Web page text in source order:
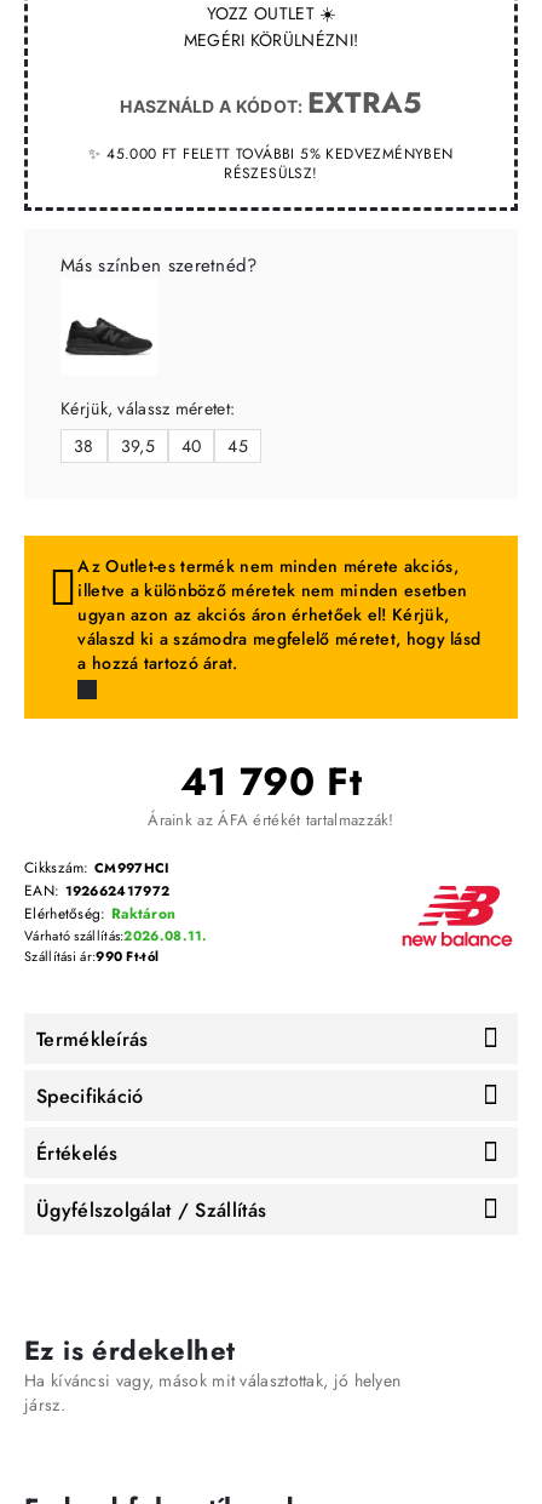
YOZZ OUTLET ☀️
MEGÉRI KÖRÜLNÉZNI!
HASZNÁLD A KÓDOT: EXTRA5
✨ 45.000 FT FELETT TOVÁBBI 5% KEDVEZMÉNYBEN
RÉSZESÜLSZ!
41 790 Ft
Áraink az ÁFA értékét tartalmazzák!
Cikkszám: CM997HCI
EAN: 192662417972
Elérhetőség: Raktáron
Várható szállítás:2026.08.11.
Szállítási ár:990 Ft-tól
Más színben szeretnéd?
Kérjük, válassz méretet:
38
39,5 40 45
Az Outlet-es termék nem minden mérete akciós,
illetve a különböző méretek nem minden esetben
ugyan azon az akciós áron érhetőek el! Kérjük,
válaszd ki a számodra megfelelő méretet, hogy lásd
a hozzá tartozó árat.
Termékleírás
Specifikáció
Értékelés
Ügyfélszolgálat / Szállítás
Ez is érdekelhet
Ha kíváncsi vagy, mások mit választottak, jó helyen
jársz.